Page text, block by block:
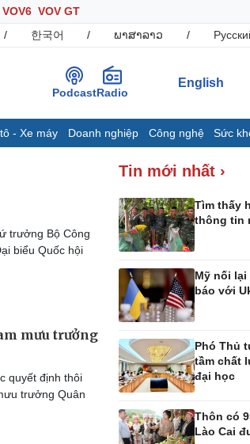
VOV6 VOV GT
/ 한국어 / ພາສາລາວ /
PodcastRadio
English
- Xe máy Doanh nghiệp Công nghệ Sức
Kinh tế
Khởi nghiệp
24h
Công nghệ
Sành điệu
Trải nghiệm
Chuyển đổi số
trưởng Bộ Công
biểu Quốc hội
mưu trưởng
quyết định thôi
trưởng Quân
Tin mới nhất ›
Tìm thấy
thông tin
Mỹ nối
báo với
Phó Thủ
tầm chất
đại học
Thôn có
Lào Cai